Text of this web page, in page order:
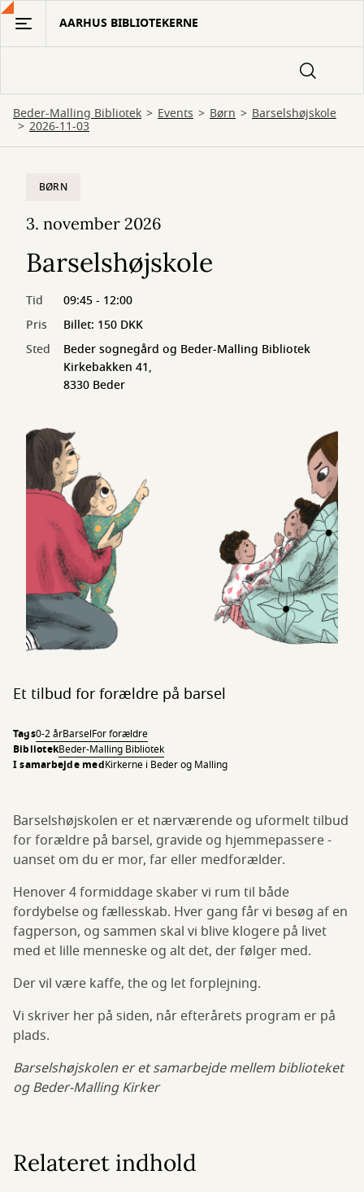
Gå
hovedindhold
AARHUS BIBLIOTEKERNE
Beder-Malling Bibliotek Events Børn Barselshøjskole
2026-11-03
BØRN
3. november 2026
Barselshøjskole
Tid
09:45 - 12:00
Pris
Billet: 150 DKK
Sted
Beder sognegård og Beder-Malling Bibliotek
Kirkebakken 41,
8330 Beder
Et tilbud for forældre på barsel
Tags0-2 årBarselFor forældre
BibliotekBeder-Malling Bibliotek
I samarbejde medKirkerne i Beder og Malling
Barselshøjskolen er et nærværende og uformelt tilbud
for forældre på barsel, gravide og hjemmepassere -
uanset om du er mor, far eller medforælder.
Henover 4 formiddage skaber vi rum til både
fordybelse og fællesskab. Hver gang får vi besøg af en
fagperson, og sammen skal vi blive klogere på livet
med et lille menneske og alt det, der følger med.
Der vil være kaffe, the og let forplejning.
Vi skriver her på siden, når efterårets program er på
plads.
Barselshøjskolen er et samarbejde mellem biblioteket
og Beder-Malling Kirker
Relateret indhold